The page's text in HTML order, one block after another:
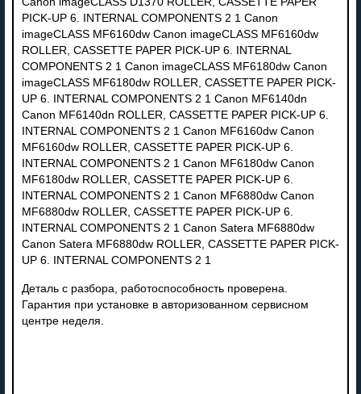
PICK-UP 6. INTERNAL COMPONENTS 2 1 Canon
imageCLASS MF6160dw Canon imageCLASS MF6160dw
ROLLER, CASSETTE PAPER PICK-UP 6. INTERNAL
COMPONENTS 2 1 Canon imageCLASS MF6180dw Canon
imageCLASS MF6180dw ROLLER, CASSETTE PAPER PICK-
UP 6. INTERNAL COMPONENTS 2 1 Canon MF6140dn
Canon MF6140dn ROLLER, CASSETTE PAPER PICK-UP 6.
INTERNAL COMPONENTS 2 1 Canon MF6160dw Canon
MF6160dw ROLLER, CASSETTE PAPER PICK-UP 6.
INTERNAL COMPONENTS 2 1 Canon MF6180dw Canon
MF6180dw ROLLER, CASSETTE PAPER PICK-UP 6.
INTERNAL COMPONENTS 2 1 Canon MF6880dw Canon
MF6880dw ROLLER, CASSETTE PAPER PICK-UP 6.
INTERNAL COMPONENTS 2 1 Canon Satera MF6880dw
Canon Satera MF6880dw ROLLER, CASSETTE PAPER PICK-
UP 6. INTERNAL COMPONENTS 2 1
Деталь с разбора, работоспособность проверена.
Гарантия при установке в авторизованном сервисном
центре неделя.